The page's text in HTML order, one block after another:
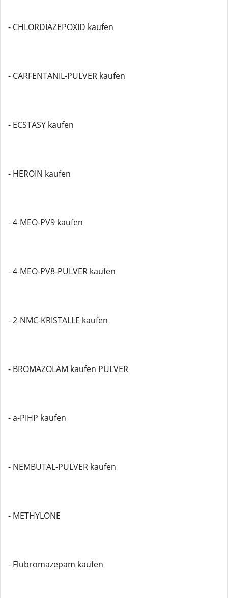
- CHLORDIAZEPOXID kaufen
- CARFENTANIL-PULVER kaufen
- ECSTASY kaufen
- HEROIN kaufen
- 4-MEO-PV9 kaufen
- 4-MEO-PV8-PULVER kaufen
- 2-NMC-KRISTALLE kaufen
- BROMAZOLAM kaufen PULVER
- a-PIHP kaufen
- NEMBUTAL-PULVER kaufen
- METHYLONE
- Flubromazepam kaufen